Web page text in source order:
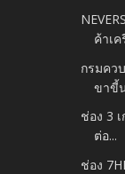
ค้าเค
กรมคว
ขาขี้
ช่อง 3
ต่อ...
ช่อง